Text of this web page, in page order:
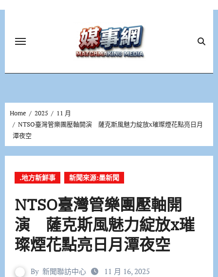
Home 2025
11 月
NTSO臺灣管樂團壓軸開演 薩克斯風魅力綻放x璀璨煙花點亮日月
潭夜空
.地方新鮮事 新聞來源:墨新聞
NTSO臺灣管樂團壓軸開
演 薩克斯風魅力綻放x璀
璨煙花點亮日月潭夜空
By 新聞聯訪中心 11 月 16, 2025